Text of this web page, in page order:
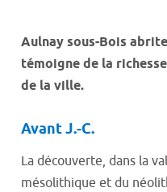
Aulnay sous-Bois
témoigne de la
de la ville.
Avant J.-C.
La découverte, dans la
mésolithique et du